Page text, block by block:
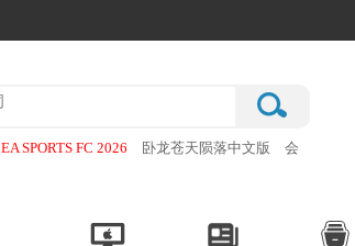
EA SPORTS FC 2026 卧龙苍天陨落中文版
会